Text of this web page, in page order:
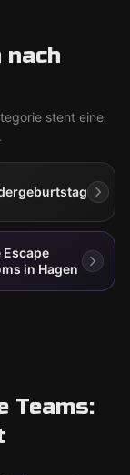
nach
steht eine
Escape
in Hagen
Teams: